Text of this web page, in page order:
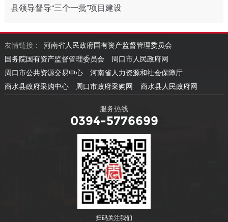
县领导督导“三个一批”项目建设
友情链接：
河南省人民政府国有资产监督管理委员会
国务院国有资产监督管理委员会
周口市人民政府网
周口市公共资源交易中心
河南省人力资源和社会保障厅
商水县政府采购中心
周口市政府采购网 商水县人民政府网
服务热线
0394-5776699
扫码关注我们